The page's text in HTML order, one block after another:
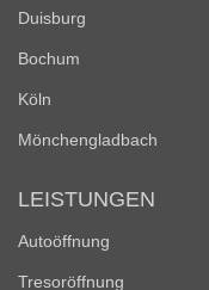
Duisburg
Bochum
Köln
Mönchengladbach
LEISTUNGEN
Autoöffnung
Tresoröffnung